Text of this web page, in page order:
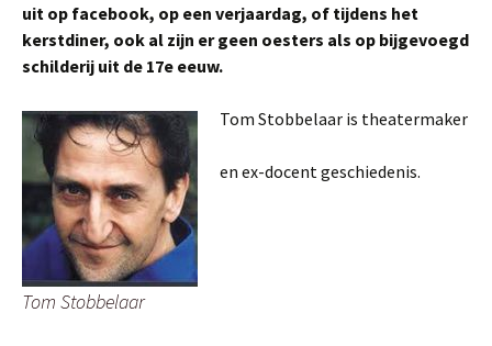
uit op facebook, op een verjaardag, of tijdens het
kerstdiner, ook al zijn er geen oesters als op bijgevoegd
schilderij uit de 17e eeuw.
Tom Stobbelaar
Tom Stobbelaar is theatermaker
en ex-docent geschiedenis.